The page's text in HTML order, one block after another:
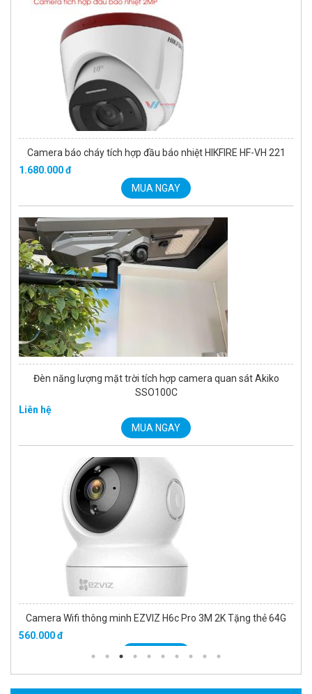
Camera báo cháy tích hợp đầu báo nhiệt HIKFIRE HF-VH 221
1.680.000 đ
MUA NGAY
Đèn năng lượng mặt trời tích hợp camera quan sát Akiko
SSO100C
Liên hệ
MUA NGAY
Camera Wifi thông minh EZVIZ H6c Pro 3M 2K Tặng thẻ 64G
560.000 đ
MUA NGAY